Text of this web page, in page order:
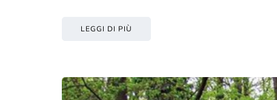
LEGGI DI PIÙ